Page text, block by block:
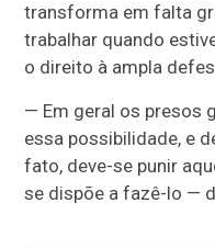
transforma em falta
trabalhar quando
o direito à ampla
— Em geral os presos
essa possibilidade, e
fato, deve-se punir
se dispõe a fazê-lo —